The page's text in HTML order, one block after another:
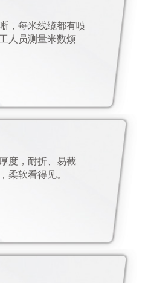
，每米线缆都有喷
人员测量米数烦
度，耐折、易截
柔软看得见。